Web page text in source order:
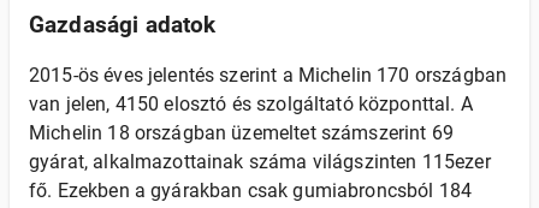
Gazdasági adatok
2015-ös éves jelentés szerint a Michelin 170 országban
van jelen, 4150 elosztó és szolgáltató központtal. A
Michelin 18 országban üzemeltet számszerint 69
gyárat, alkalmazottainak száma világszinten 115ezer
fő. Ezekben a gyárakban csak gumiabroncsból 184